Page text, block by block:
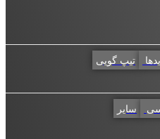
تیپ گویی
سایر